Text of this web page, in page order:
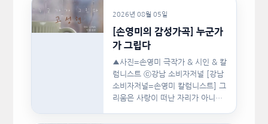
2026년 08월 05일
[손영미의 감성가곡] 누군가
가 그립다
▲사진=손영미 극작가 & 시인 & 칼
럼니스트 ⓒ강남 소비자저널 [강남
소비자저널=손영미 칼럼니스트] 그
리움은 사랑이 떠난 자리가 아니라,